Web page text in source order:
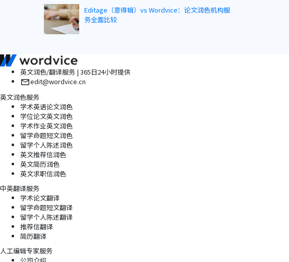
Editage（意得辑）vs Wordvice：论文润色机构服
务全面比较
英文润色/翻译服务 | 365日24小时提供
edit@wordvice.cn
英文润色服务
学术英语论文润色
学位论文英文润色
学术作业英文润色
留学命题短文润色
留学个人陈述润色
英文推荐信润色
英文简历润色
英文求职信润色
中英翻译服务
学术论文翻译
留学命题短文翻译
留学个人陈述翻译
推荐信翻译
简历翻译
人工编辑专家服务